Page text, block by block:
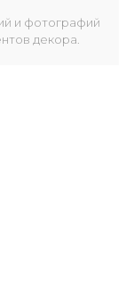
и фотографий
декора.